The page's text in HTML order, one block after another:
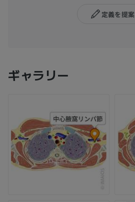
定義を提案
ギャラリー